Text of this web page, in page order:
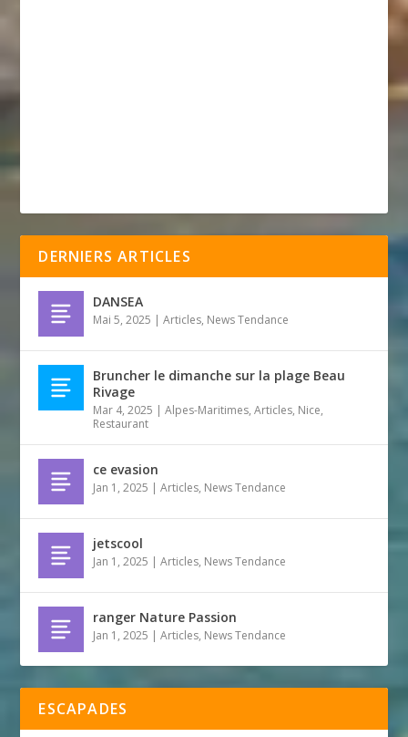
DERNIERS ARTICLES
DANSEA
Mai 5, 2025 |Articles, News Tendance
Bruncher le dimanche sur la plage Beau
Rivage
Mar 4, 2025 |Alpes-Maritimes,Articles, Nice,
Restaurant
ce evasion
Jan 1, 2025 |Articles, News Tendance
jetscool
Jan 1, 2025 |Articles, News Tendance
ranger Nature Passion
Jan 1, 2025 |Articles, News Tendance
ESCAPADES